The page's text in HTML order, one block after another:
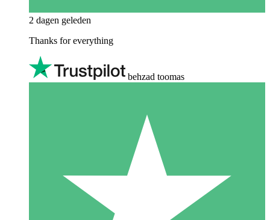
2 dagen geleden
Thanks for everything
behzad toomas